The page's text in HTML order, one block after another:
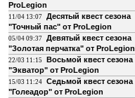
ProLegion
11/04 13:07 Десятый квест сезона
"Точный пас" от ProLegion
05/04 09:37 Девятый квест сезона
"Золотая перчатка" от ProLegion
22/03 11:15
Восьмой квест сезона
"Экватор" от ProLegion
15/03 11:24 Седьмой квест сезона
"Голеадор" от ProLegion